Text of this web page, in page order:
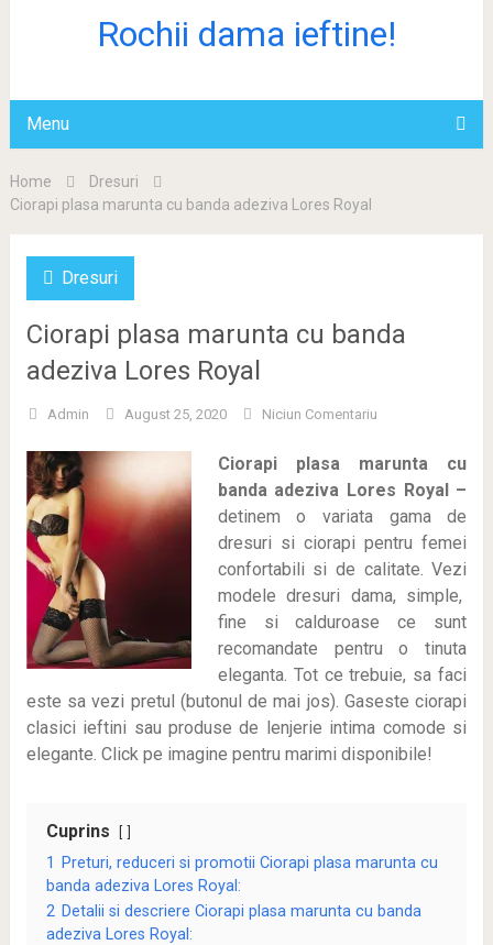
Rochii dama ieftine!
Menu
Home
Dresuri
Ciorapi plasa marunta cu banda adeziva Lores Royal
Dresuri
Ciorapi plasa marunta cu banda
adeziva Lores Royal
Admin August 25, 2020 Niciun Comentariu
Ciorapi plasa marunta cu
banda adeziva Lores Royal –
detinem o variata gama de
dresuri si ciorapi pentru femei
confortabili si de calitate. Vezi
modele dresuri dama, simple,
fine si calduroase ce sunt
recomandate pentru o tinuta
eleganta. Tot ce trebuie, sa faci
este sa vezi pretul (butonul de mai jos). Gaseste ciorapi
clasici ieftini sau produse de lenjerie intima comode si
elegante. Click pe imagine pentru marimi disponibile!
Cuprins
1
Preturi, reduceri si promotii Ciorapi plasa marunta cu
banda adeziva Lores Royal:
2 Detalii si descriere Ciorapi plasa marunta cu banda
adeziva Lores Royal: